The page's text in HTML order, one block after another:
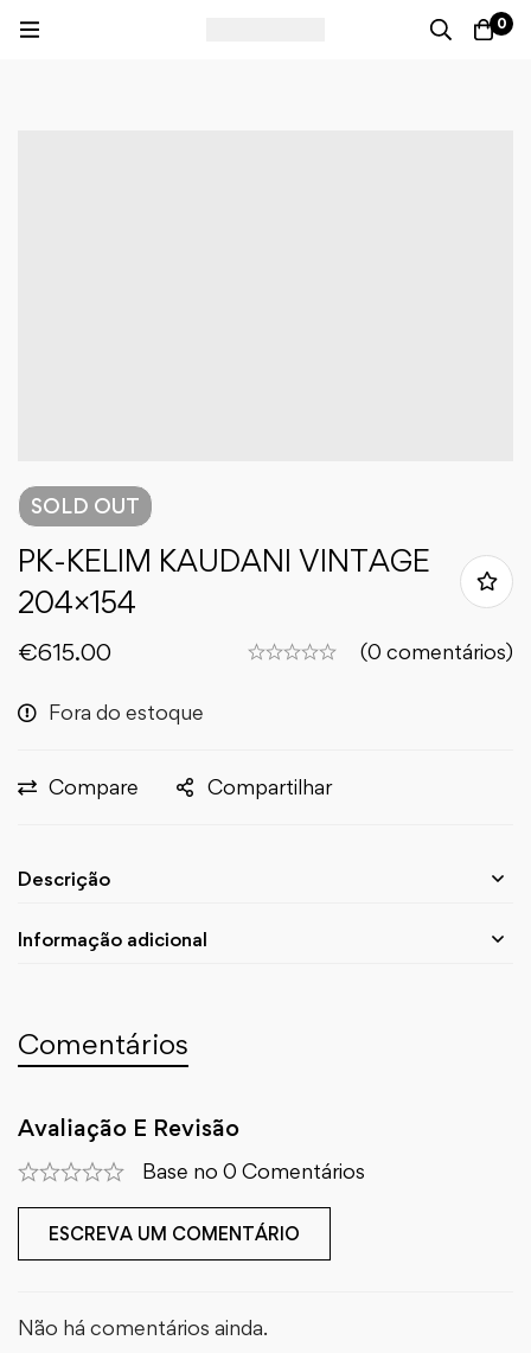
0
SOLD OUT
PK-KELIM KAUDANI VINTAGE
204×154
€615.00 (0 comentários)
Fora do estoque
Compare Compartilhar
Descrição
Informação adicional
Comentários
Avaliação E Revisão
Base no 0 Comentários
ESCREVA UM COMENTÁRIO
Não há comentários ainda.